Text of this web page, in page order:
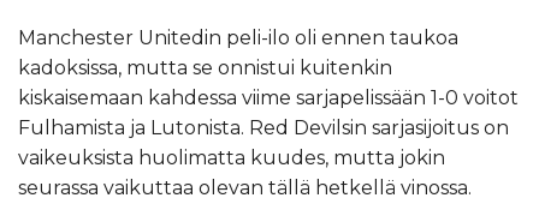
Manchester Unitedin peli-ilo oli ennen taukoa
kadoksissa, mutta se onnistui kuitenkin
kiskaisemaan kahdessa viime sarjapelissään 1-0 voitot
Fulhamista ja Lutonista. Red Devilsin sarjasijoitus on
vaikeuksista huolimatta kuudes, mutta jokin
seurassa vaikuttaa olevan tällä hetkellä vinossa.